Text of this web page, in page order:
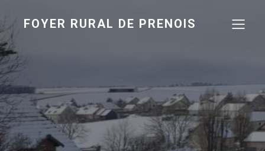
FOYER RURAL DE PRENOIS